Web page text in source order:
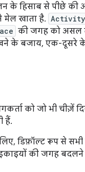
हिसाब से पीछे की
मेल खाता है.
की जगह को असल
के बजाय, एक-दूसरे
को जो भी चीज़ें
हैं.
डिफ़ॉल्ट रूप से
इकाइयों की जगह